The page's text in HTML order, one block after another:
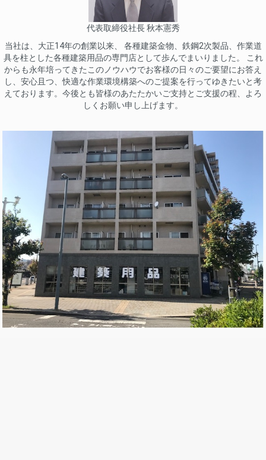
代表取締役社長 秋本憲秀
当社は、大正14年の創業以来、 各種建築金物、鉄鋼2次製品、作業道
具を柱とした各種建築用品の専門店として歩んでまいりました。 これ
からも永年培ってきたこのノウハウでお客様の日々のご要望にお答え
し、安心且つ、快適な作業環境構築へのご提案を行ってゆきたいと考
えております。今後とも皆様のあたたかいご支持とご支援の程、よろ
しくお願い申し上げます。